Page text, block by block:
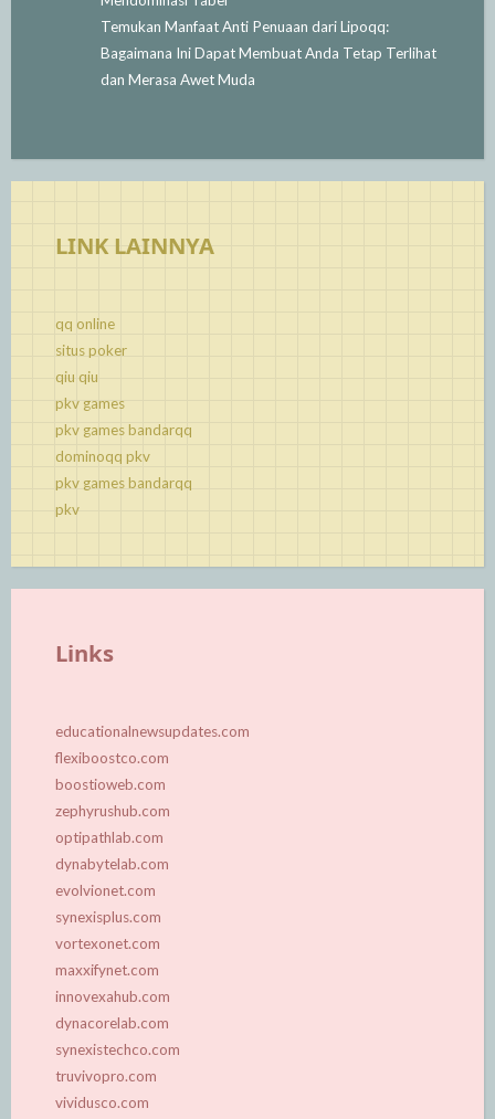
Temukan Manfaat Anti Penuaan dari Lipoqq:
Bagaimana Ini Dapat Membuat Anda Tetap Terlihat
dan Merasa Awet Muda
LINK LAINNYA
qq online
situs poker
qiu qiu
pkv games
pkv games bandarqq
dominoqq pkv
pkv games bandarqq
pkv
Links
educationalnewsupdates.com
flexiboostco.com
boostioweb.com
zephyrushub.com
optipathlab.com
dynabytelab.com
evolvionet.com
synexisplus.com
vortexonet.com
maxxifynet.com
innovexahub.com
dynacorelab.com
synexistechco.com
truvivopro.com
vividusco.com